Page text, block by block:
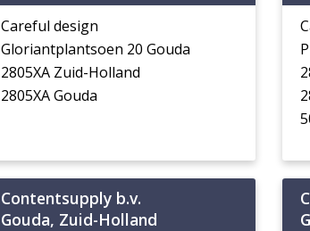
Careful design
Gloriantplantsoen 20 Gouda
2805XA Zuid-Holland
2805XA Gouda
Contentsupply b.v.
Gouda, Zuid-Holland